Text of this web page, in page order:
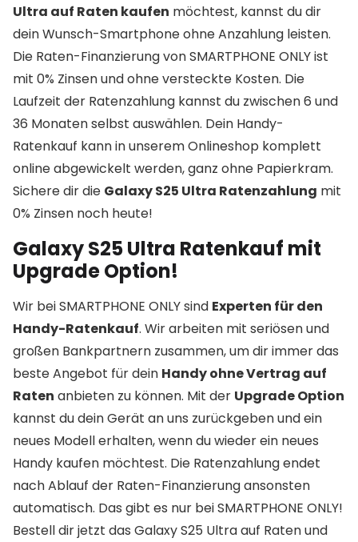
Ultra auf Raten kaufen möchtest, kannst du dir
dein Wunsch-Smartphone ohne Anzahlung leisten.
Die Raten-Finanzierung von SMARTPHONE ONLY ist
mit 0% Zinsen und ohne versteckte Kosten. Die
Laufzeit der Ratenzahlung kannst du zwischen 6 und
36 Monaten selbst auswählen. Dein Handy-
Ratenkauf kann in unserem Onlineshop komplett
online abgewickelt werden, ganz ohne Papierkram.
Sichere dir die Galaxy S25 Ultra Ratenzahlung mit
0% Zinsen noch heute!
Galaxy S25 Ultra Ratenkauf mit
Upgrade Option!
Wir bei SMARTPHONE ONLY sind Experten für den
Handy-Ratenkauf. Wir arbeiten mit seriösen und
großen Bankpartnern zusammen, um dir immer das
beste Angebot für dein Handy ohne Vertrag auf
Raten anbieten zu können. Mit der Upgrade Option
kannst du dein Gerät an uns zurückgeben und ein
neues Modell erhalten, wenn du wieder ein neues
Handy kaufen möchtest. Die Ratenzahlung endet
nach Ablauf der Raten-Finanzierung ansonsten
automatisch. Das gibt es nur bei SMARTPHONE ONLY!
Bestell dir jetzt das Galaxy S25 Ultra auf Raten und